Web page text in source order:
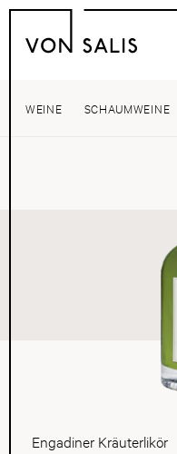
WEINE SCHAUMWEINE
Engadiner Kräuterlikör